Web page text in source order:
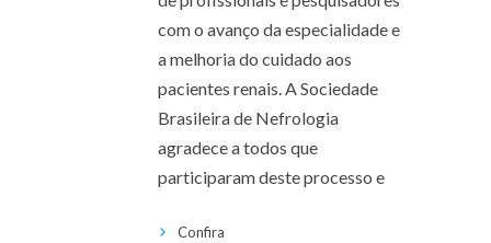
com o avanço da especialidade e
a melhoria do cuidado aos
pacientes renais. A Sociedade
Brasileira de Nefrologia
agradece a todos que
participaram deste processo e
Confira